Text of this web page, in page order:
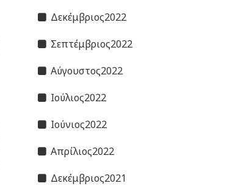
Δεκέμβριος2022
Σεπτέμβριος2022
Αύγουστος2022
Ιούλιος2022
Ιούνιος2022
Απρίλιος2022
Δεκέμβριος2021